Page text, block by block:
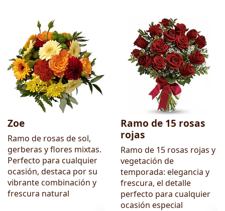
Zoe
Ramo de rosas de sol,
gerberas y flores mixtas.
Perfecto para cualquier
ocasión, destaca por su
vibrante combinación y
frescura natural
Ramo de 15 rosas
rojas
Ramo de 15 rosas rojas y
vegetación de
temporada: elegancia y
frescura, el detalle
perfecto para cualquier
ocasión especial